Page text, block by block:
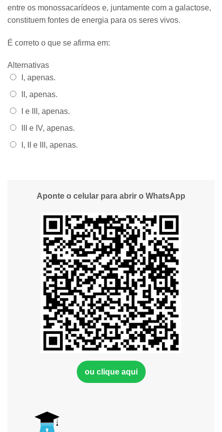
entre os monossacarídeos e, juntamente com a galactose,
constituem fontes de energia para os seres vivos.
É correto o que se afirma em:
Alternativas
Alternativa 1:
I, apenas.
Alternativa 2:
II, apenas.
Alternativa 3:
I e III, apenas.
Alternativa 4:
III e IV, apenas.
Alternativa 5:
I, II e III, apenas.
Aponte o celular para abrir o WhatsApp
ou clique aqui